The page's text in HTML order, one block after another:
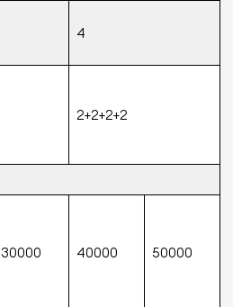
4
2+2+2+2
30000 40000 50000